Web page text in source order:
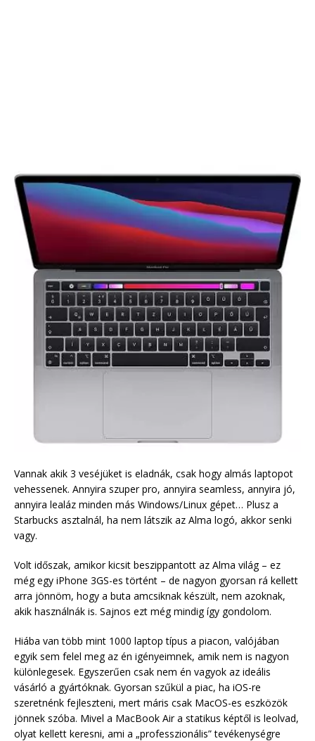
Vannak akik 3 veséjüket is eladnák, csak hogy almás laptopot
vehessenek. Annyira szuper pro, annyira seamless, annyira jó,
annyira lealáz minden más Windows/Linux gépet… Plusz a
Starbucks asztalnál, ha nem látszik az Alma logó, akkor senki
vagy.
Volt időszak, amikor kicsit beszippantott az Alma világ – ez
még egy iPhone 3GS-es történt – de nagyon gyorsan rá kellett
arra jönnöm, hogy a buta amcsiknak készült, nem azoknak,
akik használnák is. Sajnos ezt még mindig így gondolom.
Hiába van több mint 1000 laptop típus a piacon, valójában
egyik sem felel meg az én igényeimnek, amik nem is nagyon
különlegesek. Egyszerűen csak nem én vagyok az ideális
vásárló a gyártóknak. Gyorsan szűkül a piac, ha iOS-re
szeretnénk fejleszteni, mert máris csak MacOS-es eszközök
jönnek szóba. Mivel a MacBook Air a statikus képtől is leolvad,
olyat kellett keresni, ami a „professzionális” tevékenységre